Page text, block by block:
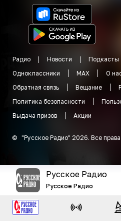
Радио Новости Подкасты
Одноклассники
MAX О
Обратная связь
Вещание
Политика безопасности
Выдача призов
Акции
© "Русское Радио" 2026. Все
Русское Радио
Русское Радио